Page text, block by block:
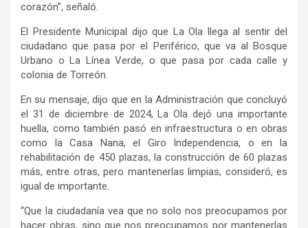
corazón”, señaló.
El Presidente Municipal dijo que La Ola llega al sentir del
ciudadano quepasa por el Periférico, que va al Bosque
Urbano o La LíneaVerde, o que pasa por cada calle y
colonia de Torreón.
En su mensaje, dijo que en l aAdministración que concluyó
el 31 de diciembre de 2024, LaO la dejó una importante
huella, como también pasó en infraestructura oen obras
como laCasa Nana, el Giro Independencia, o en la
rehabilitación de 450 plazas, la construcción de 60 plazas
más, entre otras, pero mantenerlas limpias, consideró, es
igual de importante.
“Que la ciudadaníavea que no solo nos preocupamos por